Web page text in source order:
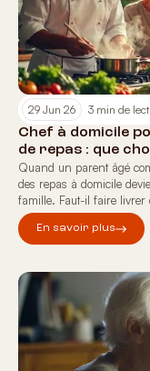
29 Jun 26 3 min de
Chef à domicile
de repas : que
Quand un parent âgé
des repas à domicile
famille. Faut-il faire livrer
En savoir plus